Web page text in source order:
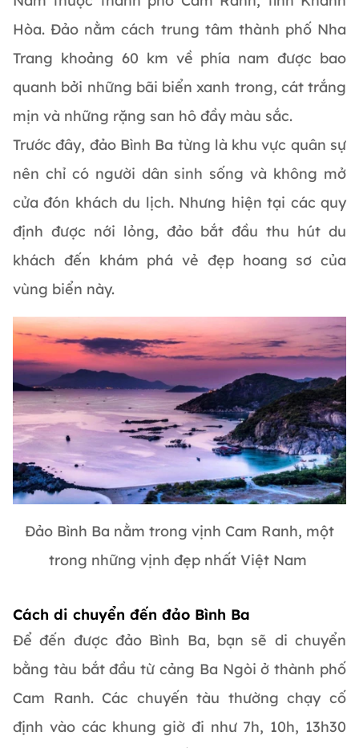
Hòa. Đảo nằm cách trung tâm thành phố Nha
Trang khoảng 60 km về phía nam được bao
quanh bởi những bãi biển xanh trong, cát trắng
mịn và những rặng san hô đầy màu sắc.
Trước đây, đảo Bình Ba từng là khu vực quân sự
nên chỉ có người dân sinh sống và không mở
cửa đón khách du lịch. Nhưng hiện tại các quy
định được nới lỏng, đảo bắt đầu thu hút du
khách đến khám phá vẻ đẹp hoang sơ của
vùng biển này.
Đảo Bình Ba nằm trong vịnh Cam Ranh, một
trong những vịnh đẹp nhất Việt Nam
Cách di chuyển đến đảo Bình Ba
Để đến được đảo Bình Ba, bạn sẽ di chuyển
bằng tàu bắt đầu từ cảng Ba Ngòi ở thành phố
Cam Ranh. Các chuyến tàu thường chạy cố
định vào các khung giờ đi như 7h, 10h, 13h30